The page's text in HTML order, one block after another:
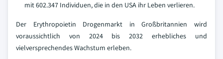
mit 602.347 Individuen, die in den USA ihr Leben verlieren.
Der Erythropoietin Drogenmarkt in Großbritannien wird
voraussichtlich von 2024 bis 2032 erhebliches und
vielversprechendes Wachstum erleben.